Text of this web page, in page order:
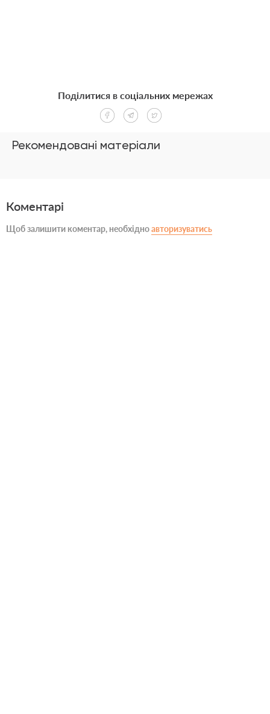
Рекомендовані матеріали
Поділитися в соціальних мережах
Коментарі
Щоб залишити коментар, необхідноавторизуватись